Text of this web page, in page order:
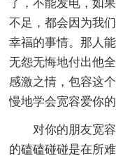
了，不能发电，如
不足，都会因为我
幸福的事情。那人
无怨无悔地付出他
感激之情，包容这
慢地学会宽容爱你
对你的朋友宽
的磕磕碰碰是在所